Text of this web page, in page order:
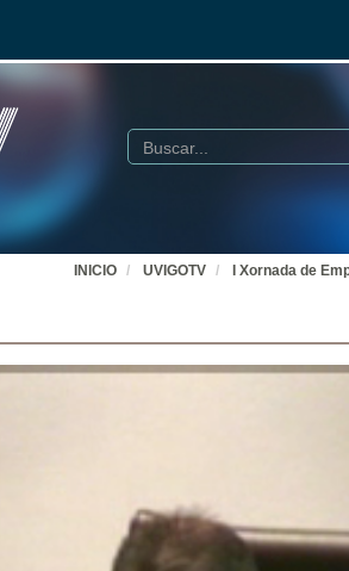
Buscar
INICIO UVIGOTV I Xornada de